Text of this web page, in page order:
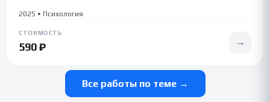
2025 • Психология
СТОИМОСТЬ
590 ₽ →
Все работы по теме →